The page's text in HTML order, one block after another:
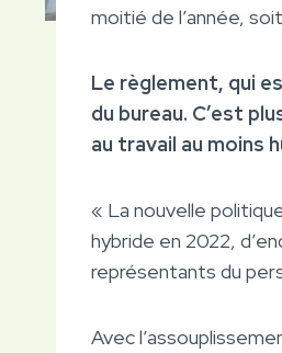
moitié de l’année, soit
Le règlement, qui
du bureau. C’est
au travail au moins
« La nouvelle
hybride en 2022,
représentants du
Avec